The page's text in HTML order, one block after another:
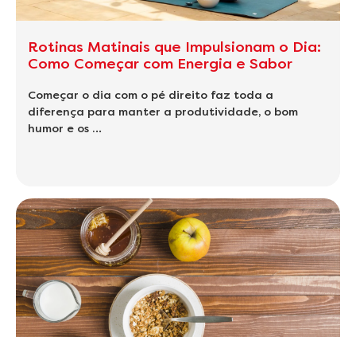
Rotinas Matinais que Impulsionam o Dia:
Como Começar com Energia e Sabor
Começar o dia com o pé direito faz toda a
diferença para manter a produtividade, o bom
humor e os …